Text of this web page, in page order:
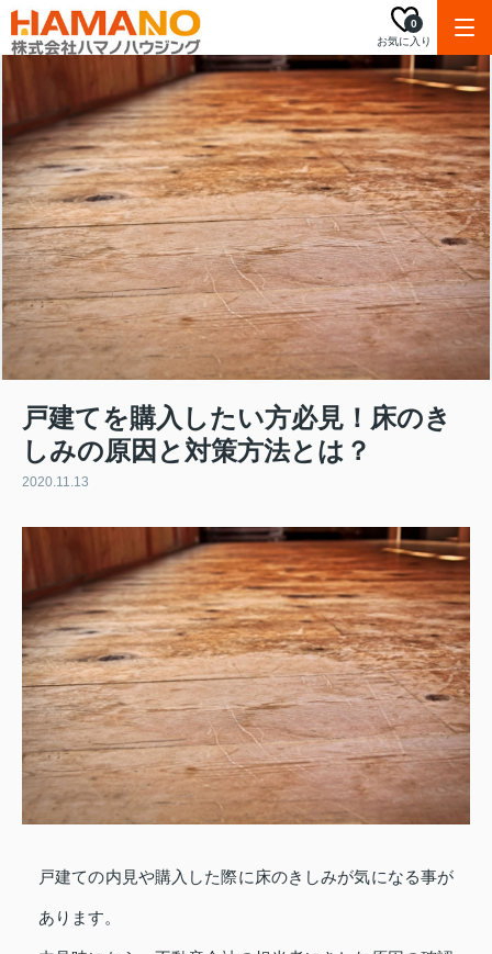
お気に入り
0
戸建てを購入したい方必見！床のき
しみの原因と対策方法とは？
2020.11.13
戸建ての内見や購入した際に床のきしみが気になる事が
あります。